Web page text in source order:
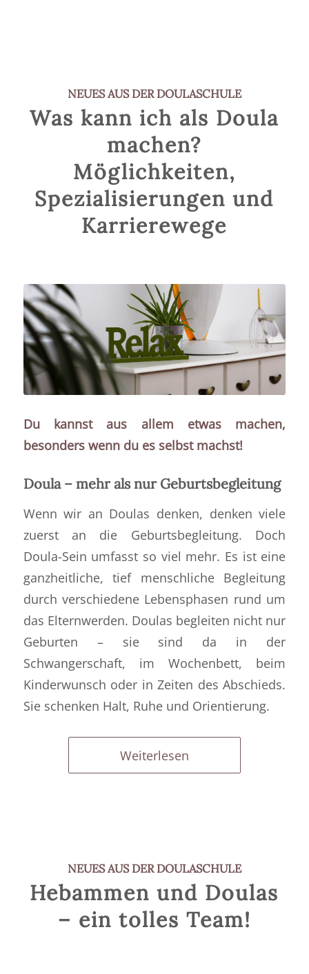
NEUES AUS DER DOULASCHULE
Was kann ich als Doula
machen?
Möglichkeiten,
Spezialisierungen und
Karrierewege
Du kannst aus allem etwas machen,
besonders wenn du es selbst machst!
Doula – mehr als nur Geburtsbegleitung
Wenn wir an Doulas denken, denken viele
zuerst an die Geburtsbegleitung. Doch
Doula-Sein umfasst so viel mehr. Es ist eine
ganzheitliche, tief menschliche Begleitung
durch verschiedene Lebensphasen rund um
das Elternwerden. Doulas begleiten nicht nur
Geburten – sie sind da in der
Schwangerschaft, im Wochenbett, beim
Kinderwunsch oder in Zeiten des Abschieds.
Sie schenken Halt, Ruhe und Orientierung.
Weiterlesen
NEUES AUS DER DOULASCHULE
Hebammen und Doulas
– ein tolles Team!